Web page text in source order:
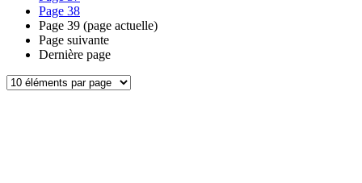
Page 38
Page 39 (page actuelle)
Page suivante
Dernière page